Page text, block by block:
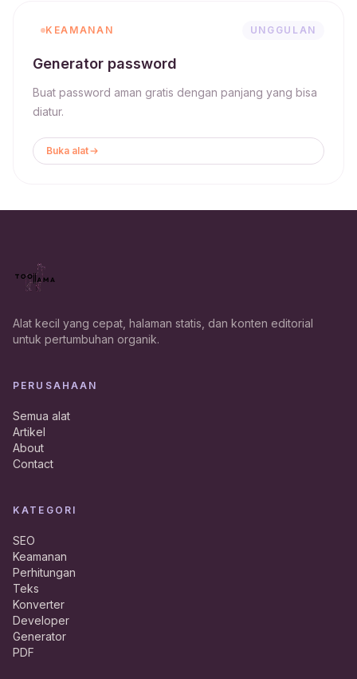
KEAMANAN UNGGULAN
Generator password
Buat password aman gratis dengan panjang yang bisa
diatur.
Buka alat
Alat kecil yang cepat, halaman statis, dan konten editorial
untuk pertumbuhan organik.
PERUSAHAAN
Semua alat
Artikel
About
Contact
KATEGORI
SEO
Keamanan
Perhitungan
Teks
Konverter
Developer
Generator
PDF